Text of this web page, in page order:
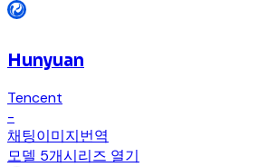
Hunyuan
Tencent
-
채팅이미지번역
모델 5개시리즈 열기